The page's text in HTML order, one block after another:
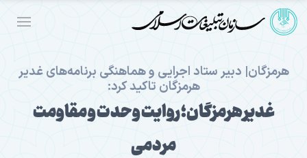
هرمزگان| دبیر ستاد اجرایی و هماهنگی برنامه‌های غدیر
هرمزگان تاکید کرد:
غدیر هرمزگان؛ روایت وحدت و مقاومت
مردمی